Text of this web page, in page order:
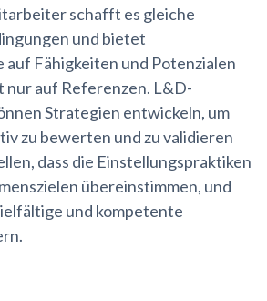
schafft es gleiche
und bietet
auf Fähigkeiten und Potenzialen
nur auf Referenzen. L&D-
Strategien entwickeln, um
zu bewerten und zu validieren
dass die Einstellungspraktiken
übereinstimmen, und
und kompetente